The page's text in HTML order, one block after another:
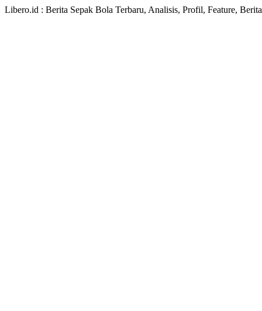
Libero.id : Berita Sepak Bola Terbaru, Analisis, Profil, Feature,